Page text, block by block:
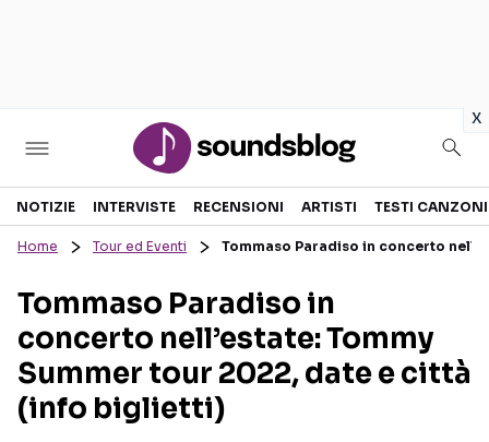
x
Sezioni
RECENSIONI MUSICALI
INTERVISTE
GOSSIP E CURIOSITÀ
TESTI CANZONI
TOUR ED EVENTI
TALENT SHOW
NOTIZIE INTERVISTE RECENSIONI ARTISTI TESTI CANZONI
Home Tour ed Eventi Tommaso Paradiso in concerto
Tommaso Paradiso in
concerto nell’estate: Tommy
Summer tour 2022, date e città
(info biglietti)